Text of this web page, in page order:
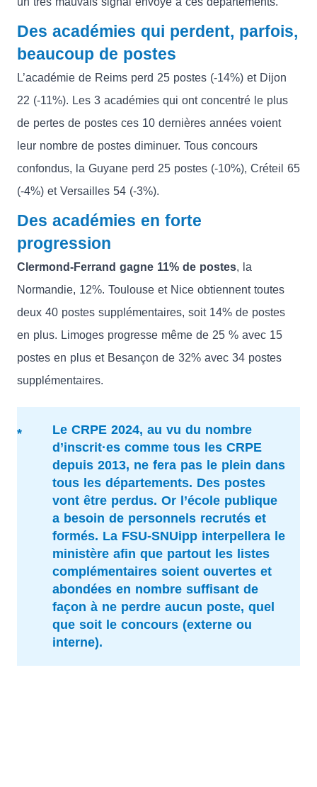
Des académies qui perdent, parfois,
beaucoup de postes
L’académie de Reims perd 25 postes (-14%) et Dijon
22 (-11%). Les 3 académies qui ont concentré le plus
de pertes de postes ces 10 dernières années voient
leur nombre de postes diminuer. Tous concours
confondus, la Guyane perd 25 postes (-10%), Créteil 65
(-4%) et Versailles 54 (-3%).
Des académies en forte
progression
Clermond-Ferrand gagne 11% de postes, la
Normandie, 12%. Toulouse et Nice obtiennent toutes
deux 40 postes supplémentaires, soit 14% de postes
en plus. Limoges progresse même de 25 % avec 15
postes en plus et Besançon de 32% avec 34 postes
supplémentaires.
Le CRPE 2024, au vu du nombre
d’inscrit·es comme tous les CRPE
depuis 2013, ne fera pas le plein dans
tous les départements. Des postes
vont être perdus. Or l’école publique
a besoin de personnels recrutés et
formés. La FSU-SNUipp interpellera le
ministère afin que partout les listes
complémentaires soient ouvertes et
abondées en nombre suffisant de
façon à ne perdre aucun poste, quel
que soit le concours (externe ou
interne).